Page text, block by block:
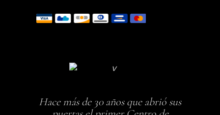
Hace más de 30 años que abrió sus